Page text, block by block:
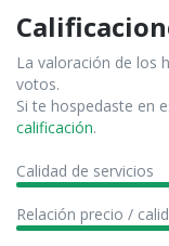
La valoración de los
votos.
Si te hospedaste en
calificación.
Calidad de servicios
Relación precio /